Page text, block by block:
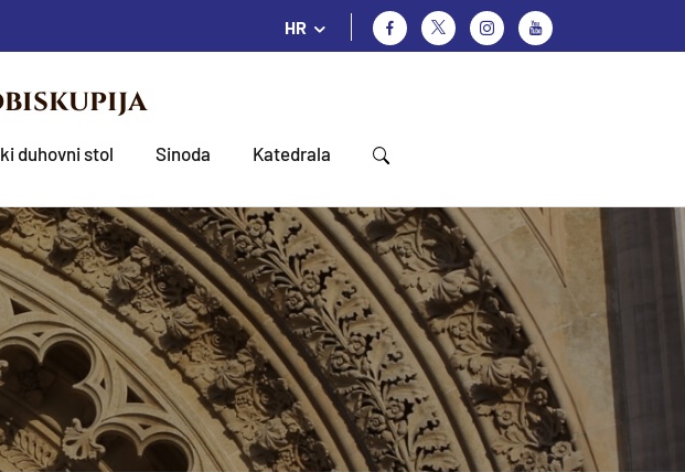
HR
duhovni stol Sinoda Katedrala